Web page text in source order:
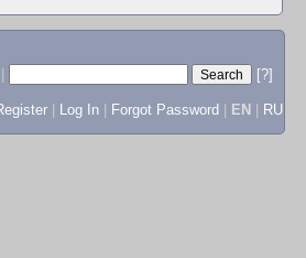
[?]
Log In Forgot Password EN RU